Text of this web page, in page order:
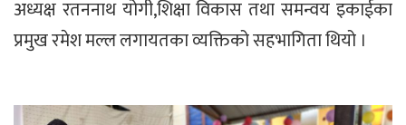
अध्यक्ष रतननाथ योगी,शिक्षा विकास तथा समन्वय इकाईका
प्रमुख रमेश मल्ल लगायतका व्यक्तिको सहभागिता थियो ।